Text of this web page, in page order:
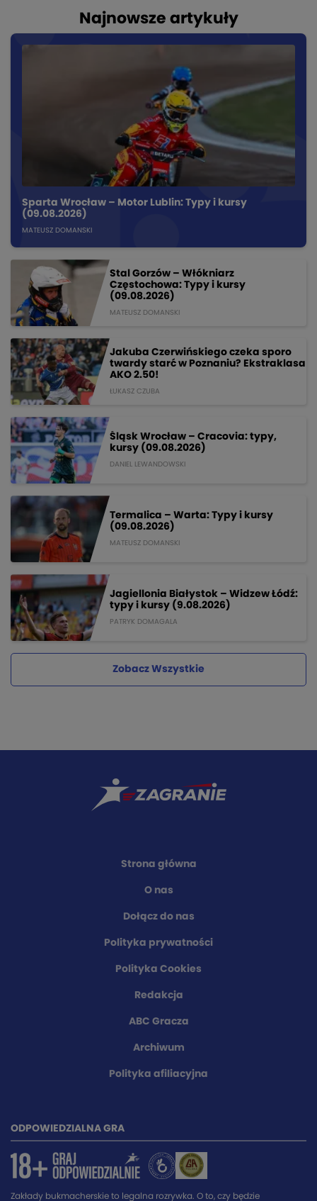
Najnowsze artykuły
Sparta Wrocław – Motor Lublin: Typy i kursy
(09.08.2026)
MATEUSZ DOMANSKI
Stal Gorzów – Włókniarz
Częstochowa: Typy i kursy
(09.08.2026)
MATEUSZ DOMANSKI
Jakuba Czerwińskiego czeka sporo
twardy starć w Poznaniu? Ekstraklasa
AKO 2.50!
ŁUKASZ CZUBA
Śląsk Wrocław – Cracovia: typy,
kursy (09.08.2026)
DANIEL LEWANDOWSKI
Termalica – Warta: Typy i kursy
(09.08.2026)
MATEUSZ DOMANSKI
Jagiellonia Białystok – Widzew Łódź:
typy i kursy (9.08.2026)
PATRYK DOMAGALA
Zobacz Wszystkie
Strona główna
O nas
Dołącz do nas
Polityka prywatności
Polityka Cookies
Redakcja
ABC Gracza
Archiwum
Polityka afiliacyjna
ODPOWIEDZIALNA GRA
Zakłady bukmacherskie to legalna rozrywka. O to, czy będzie